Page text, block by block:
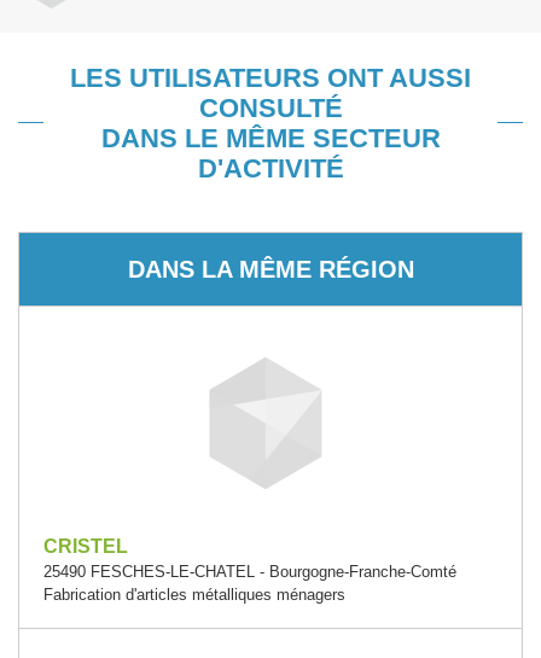
LES UTILISATEURS ONT AUSSI
CONSULTÉ
DANS LE MÊME SECTEUR
D'ACTIVITÉ
DANS LA MÊME RÉGION
CRISTEL
25490 FESCHES-LE-CHATEL - Bourgogne-Franche-Comté
Fabrication d'articles métalliques ménagers